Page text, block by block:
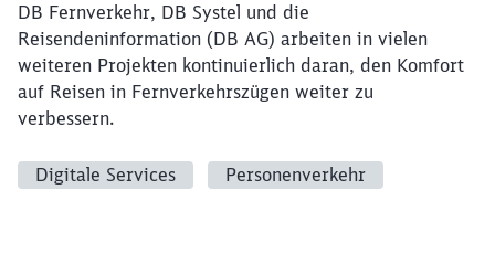
DB Fernverkehr, DB Systel und die
Reisendeninformation (DB AG) arbeiten in vielen
weiteren Projekten kontinuierlich daran, den Komfort
auf Reisen in Fernverkehrszügen weiter zu
verbessern.
Digitale Services Personenverkehr